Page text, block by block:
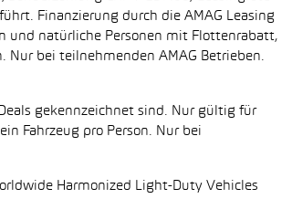
Finanzierung durch die AMAG Leasing
und natürliche Personen mit Flottenrabatt,
Nur bei teilnehmenden AMAG Betrieben.
gekennzeichnet sind. Nur gültig für
Fahrzeug pro Person. Nur bei
Harmonized Light-Duty Vehicles